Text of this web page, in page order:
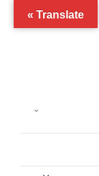
Translate »